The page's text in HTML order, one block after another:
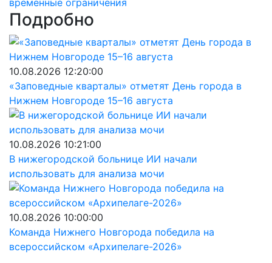
временные ограничения
Подробно
10.08.2026 12:20:00
«Заповедные кварталы» отметят День города в
Нижнем Новгороде 15–16 августа
10.08.2026 10:21:00
В нижегородской больнице ИИ начали
использовать для анализа мочи
10.08.2026 10:00:00
Команда Нижнего Новгорода победила на
всероссийском «Архипелаге-2026»